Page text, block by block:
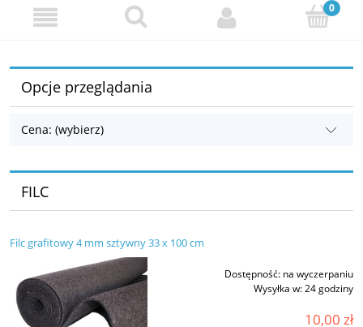
Opcje przeglądania
Cena: (wybierz)
FILC
Filc grafitowy 4 mm sztywny 33 x 100 cm
Dostępność: na wyczerpaniu
Wysyłka w:24 godziny
10,00 zł